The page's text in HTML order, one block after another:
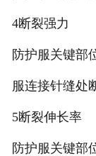
4断裂强力
防护服关键部
服连接针缝处
5断裂伸长率
防护服关键部